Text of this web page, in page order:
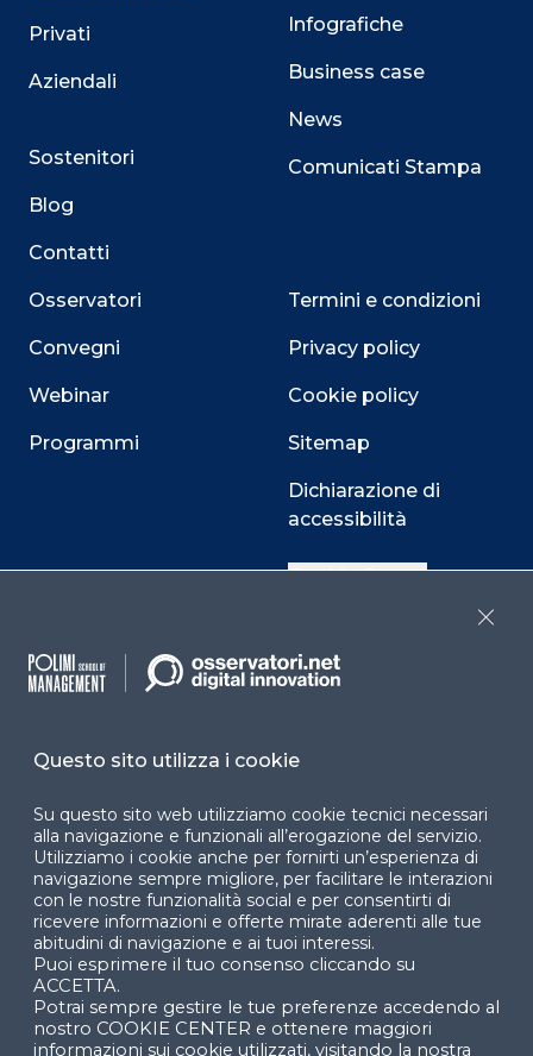
Privati
Aziendali
Sostenitori
Blog
Contatti
Osservatori
Convegni
Webinar
Programmi
Infografiche
Business case
News
Comunicati Stampa
Termini e condizioni
Privacy policy
Cookie policy
Sitemap
Dichiarazione di
accessibilità
Cookie Center
Facebook LinkedIn
© 2024 Copyright © Politecnico di Milano Dipartimento
di Ingegneria Gestionale
Questo sito utilizza i cookie
Su questo sito web utilizziamo cookie tecnici necessari
alla navigazione e funzionali all’erogazione del servizio.
Utilizziamo i cookie anche per fornirti un’esperienza di
navigazione sempre migliore, per facilitare le interazioni
con le nostre funzionalità social e per consentirti di
ricevere informazioni e offerte mirate aderenti alle tue
abitudini di navigazione e ai tuoi interessi.
Puoi esprimere il tuo consenso cliccando su
ACCETTA.
Potrai sempre gestire le tue preferenze accedendo al
nostro COOKIE CENTER e ottenere maggiori
informazioni sui cookie utilizzati, visitando la nostra